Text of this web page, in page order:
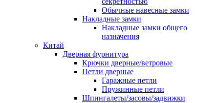
Обычные навесные замки
Накладные замки
Накладные замки общего
назначения
Китай
Дверная фурнитура
Крючки дверные/ветровые
Петли дверные
Гаражные петли
Пружинные петли
Шпингалеты/засовы/задвижки